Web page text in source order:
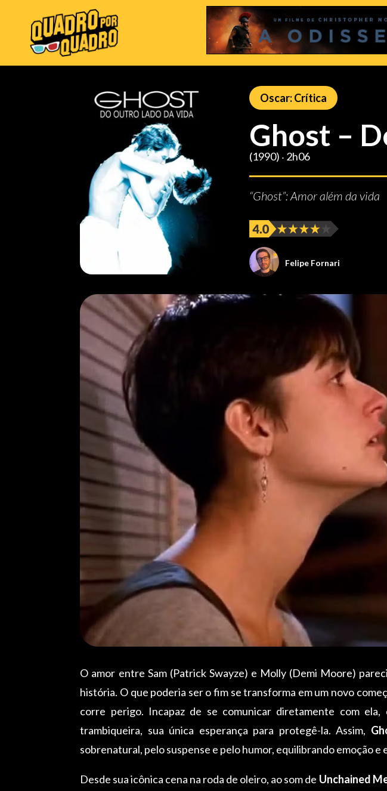
Oscar: Crítica
Ghost –
(1990) ‧ 2h06
“Ghost”: Amor além da vida
Felipe Fornari
O amor entre Sam (Patrick Swayze) e Molly (Demi Moore)
história. O que poderia ser o fim se transforma em um novo
corre perigo. Incapaz de se comunicar diretamente com
trambiqueira, sua única esperança para protegê-la. Assim,
sobrenatural, pelo suspense e pelo humor, equilibrando emoção
Desde sua icônica cena na roda de oleiro, ao som de Unchained